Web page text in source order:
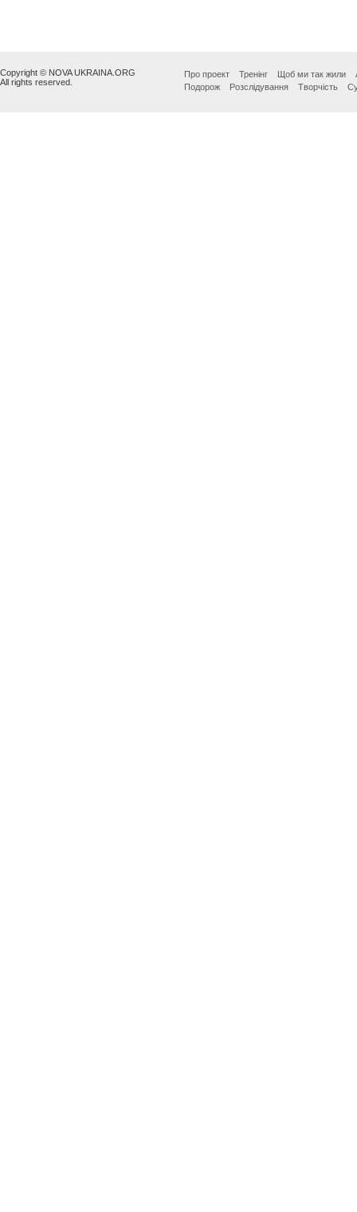
Copyright © NOVA UKRAINA.ORG
All rights reserved.
Про проект Тренінг Щоб ми так жили
Подорож
Розслідування Творчість